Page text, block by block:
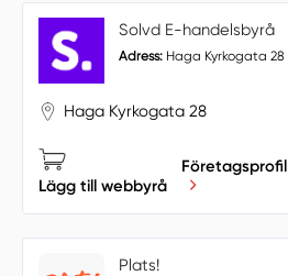
Solvd E-handelsbyrå
Adress: Haga Kyrkogata 28
Haga Kyrkogata 28
Lägg till webbyrå
Företagsprofil
Plats!